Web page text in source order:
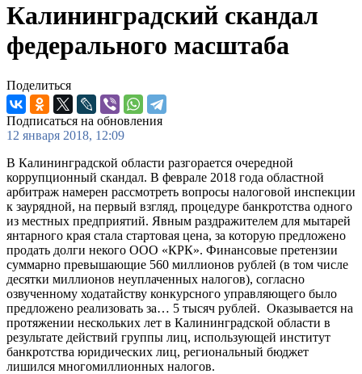
Калининградский скандал
федерального масштаба
Поделиться
Подписаться на обновления
12 января 2018, 12:09
В Калининградской области разгорается очередной
коррупционный скандал. В феврале 2018 года областной
арбитраж намерен рассмотреть вопросы налоговой инспекции
к заурядной, на первый взгляд, процедуре банкротства одного
из местных предприятий. Явным раздражителем для мытарей
янтарного края стала стартовая цена, за которую предложено
продать долги некого ООО «КРК». Финансовые претензии
суммарно превышающие 560 миллионов рублей (в том числе
десятки миллионов неуплаченных налогов), согласно
озвученному ходатайству конкурсного управляющего было
предложено реализовать за… 5 тысяч рублей. Оказывается на
протяжении нескольких лет в Калининградской области в
результате действий группы лиц, использующей институт
банкротства юридических лиц, региональный бюджет
лишился многомиллионных налогов.